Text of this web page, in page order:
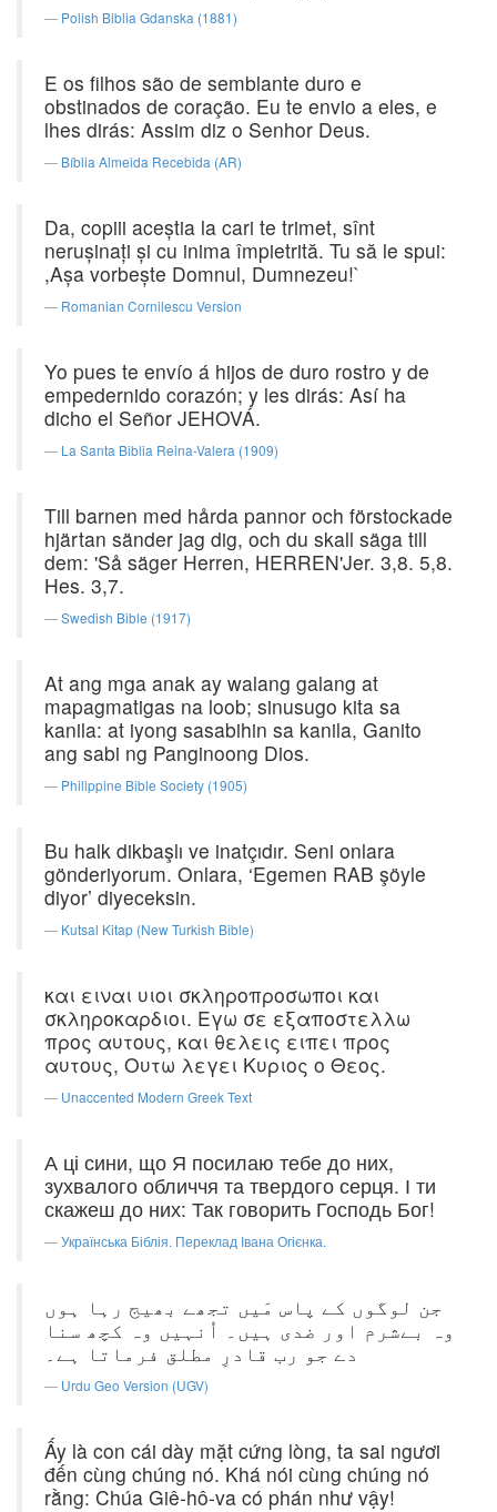
Polish Biblia Gdanska (1881)
E os filhos são de semblante duro e
obstinados de coração. Eu te envio a eles, e
lhes dirás: Assim diz o Senhor Deus.
Bíblia Almeida Recebida (AR)
Da, copiii aceştia la cari te trimet, sînt
neruşinaţi şi cu inima împietrită. Tu să le spui:
,Aşa vorbeşte Domnul, Dumnezeu!`
Romanian Cornilescu Version
Yo pues te envío á hijos de duro rostro y de
empedernido corazón; y les dirás: Así ha
dicho el Señor JEHOVÁ.
La Santa Biblia Reina-Valera (1909)
Till barnen med hårda pannor och förstockade
hjärtan sänder jag dig, och du skall säga till
dem: 'Så säger Herren, HERREN'Jer. 3,8. 5,8.
Hes. 3,7.
Swedish Bible (1917)
At ang mga anak ay walang galang at
mapagmatigas na loob; sinusugo kita sa
kanila: at iyong sasabihin sa kanila, Ganito
ang sabi ng Panginoong Dios.
Philippine Bible Society (1905)
Bu halk dikbaşlı ve inatçıdır. Seni onlara
gönderiyorum. Onlara, ‘Egemen RAB şöyle
diyor’ diyeceksin.
Kutsal Kitap (New Turkish Bible)
και ειναι υιοι σκληροπροσωποι και
σκληροκαρδιοι. Εγω σε εξαποστελλω
προς αυτους, και θελεις ειπει προς
αυτους, Ουτω λεγει Κυριος ο Θεος.
Unaccented Modern Greek Text
А ці сини, що Я посилаю тебе до них,
зухвалого обличчя та твердого серця. І ти
скажеш до них: Так говорить Господь Бог!
Українська Біблія. Переклад Івана Огієнка.
جن لوگوں کے پاس مَیں تجھے بھیج رہا ہوں
وہ بےشرم اور ضدی ہیں۔ اُنہیں وہ کچھ سنا
دے جو رب قادرِ مطلق فرماتا ہے۔
Urdu Geo Version (UGV)
Ấy là con cái dày mặt cứng lòng, ta sai ngươi
đến cùng chúng nó. Khá nói cùng chúng nó
rằng: Chúa Giê-hô-va có phán như vậy!